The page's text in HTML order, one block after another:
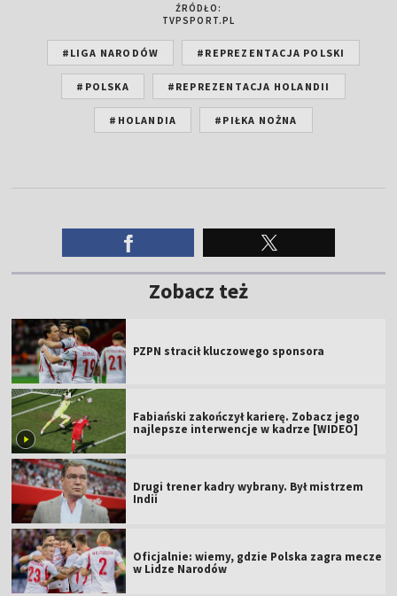
ŹRÓDŁO:
TVPSPORT.PL
#LIGA NARODÓW #REPREZENTACJA POLSKI
#POLSKA #REPREZENTACJA HOLANDII
#HOLANDIA #PIŁKA NOŻNA
Zobacz też
PZPN stracił kluczowego sponsora
Fabiański zakończył karierę. Zobacz jego
najlepsze interwencje w kadrze [WIDEO]
Drugi trener kadry wybrany. Był mistrzem
Indii
Oficjalnie: wiemy, gdzie Polska zagra mecze
w Lidze Narodów